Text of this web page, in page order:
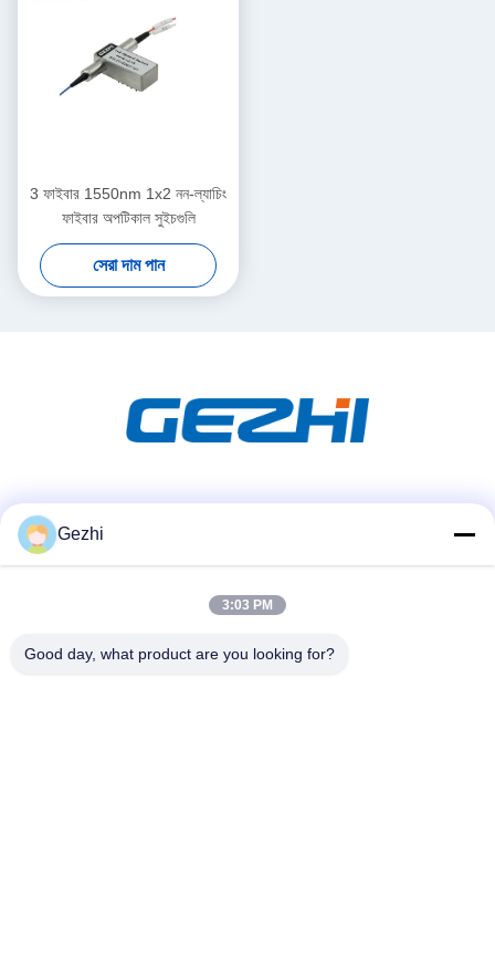
3 ফাইবার 1550nm 1x2 নন-ল্যাচিং
ফাইবার অপটিকাল সুইচগুলি
সেরা দাম পান
দ্রুত যোগাযোগ
টেলিফোন
Gezhi
3:03 PM
Good day, what product are you looking for?